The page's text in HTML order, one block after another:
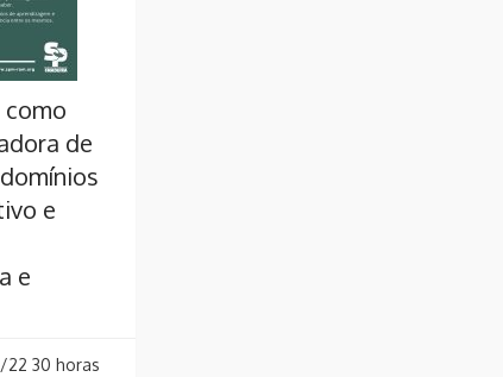
de
e
e
22 30 horas